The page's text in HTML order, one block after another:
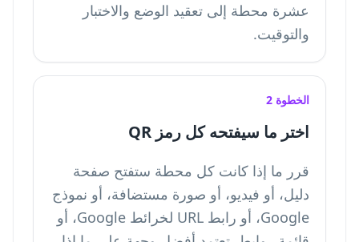
عشرة محطة إلى تعقيد الوضع والاختبار
والتوقيت.
الخطوة 2
اختر ما سيفتحه كل رمز QR
قرر ما إذا كانت كل محطة ستفتح صفحة
دليل، أو فيديو، أو صورة مستضافة، أو نموذج
Google، أو رابط URL لخرائط Google، أو